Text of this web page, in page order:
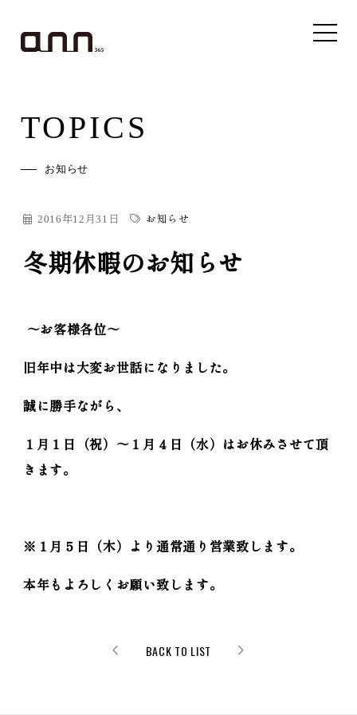
TOPICS
お知らせ
2016年12月31日 お知らせ
冬期休暇のお知らせ
～お客様各位～
旧年中は大変お世話になりました。
誠に勝手ながら、
１月１日（祝）～１月４日（水） はお休みさせて頂
きます。
※１月５日（木）より 通常通り営業致します。
本年もよろしくお願い致します。
BACK TO LIST